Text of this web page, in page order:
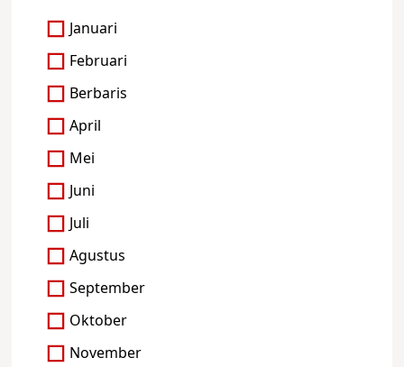
Januari
Februari
Berbaris
April
Mei
Juni
Juli
Agustus
September
Oktober
November